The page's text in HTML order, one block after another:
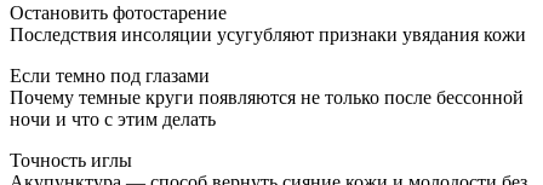
Остановить фотостарение
Последствия инсоляции усугубляют признаки увядания кожи
Если темно под глазами
Почему темные круги появляются не только после бессонной
ночи и что с этим делать
Точность иглы